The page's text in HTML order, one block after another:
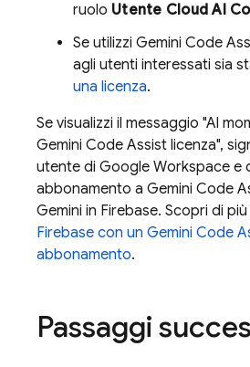
ruolo Utente Cloud AI
Se utilizzi Gemini Code
agli utenti interessati sia
una licenza.
Se visualizzi il messaggio "Al
Gemini Code Assist licenza",
utente di Google Workspace e
abbonamento a Gemini Code
Gemini in Firebase. Scopri di più
Firebase con un Gemini Code
abbonamento.
Passaggi